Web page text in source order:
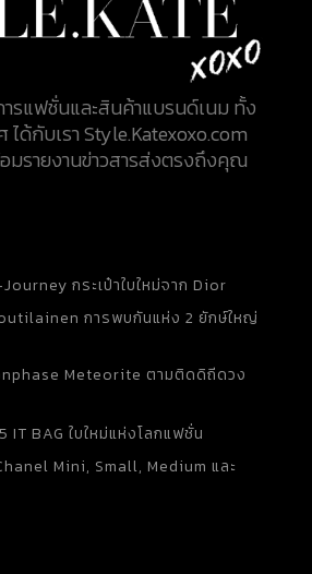
รแฟชั่นและสินค้าแบรนด์เนม ทั้ง
ได้กับเรา Style.Katexoxo.com
มรายงานข่าวสารส่งตรงถึงคุณ
กระเป๋าใบใหม่จาก Dior
การพบกันแห่ง 2 ยักษ์ใหญ่
Meteorite ตามติดดิถีดวง
IT BAG ใบใหม่แห่งโลกแฟชั่น
Mini, Small, Medium และ